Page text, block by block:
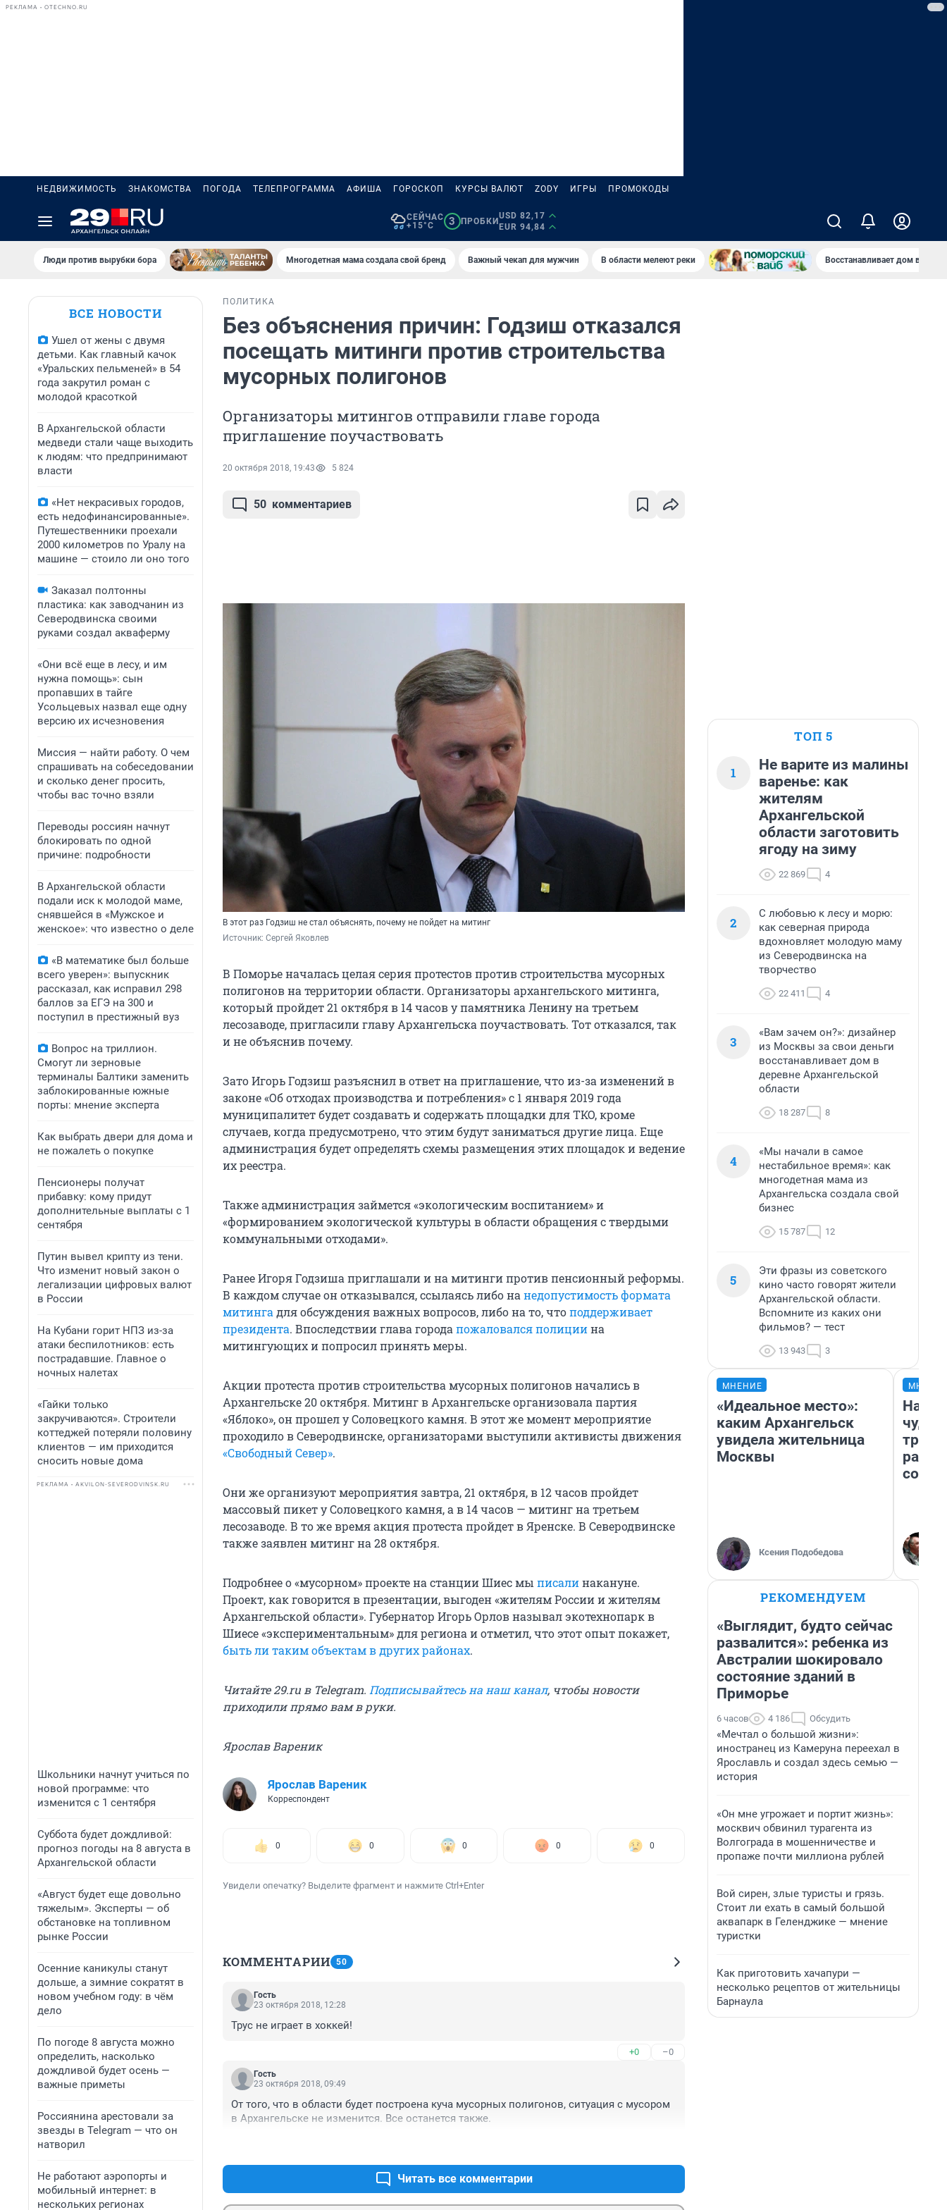
РЕКЛАМА • OTECHNO.RU
НЕДВИЖИМОСТЬ ЗНАКОМСТВА ПОГОДА ТЕЛЕПРОГРАММА АФИША ГОРОСКОП КУРСЫ ВАЛЮТ ZODY ИГРЫ ПРОМОКОДЫ
СЕЙЧАС
+15°C
3 ПРОБКИ
USD 82,17
EUR 94,84
Люди против вырубки бора Многодетная мама создала свой бренд Важный чекап для мужчин В области мелеют реки Восстанавливает дом в
ВСЕ НОВОСТИ
Ушел от жены с двумя
детьми. Как главный качок
«Уральских пельменей» в 54
года закрутил роман с
молодой красоткой
В Архангельской области
медведи стали чаще выходить
к людям: что предпринимают
власти
«Нет некрасивых городов,
есть недофинансированные».
Путешественники проехали
2000 километров по Уралу на
машине — стоило ли оно того
Заказал полтонны
пластика: как заводчанин из
Северодвинска своими
руками создал акваферму
«Они всё еще в лесу, и им
нужна помощь»: сын
пропавших в тайге
Усольцевых назвал еще одну
версию их исчезновения
Миссия — найти работу. О чем
спрашивать на собеседовании
и сколько денег просить,
чтобы вас точно взяли
Переводы россиян начнут
блокировать по одной
причине: подробности
В Архангельской области
подали иск к молодой маме,
снявшейся в «Мужское и
женское»: что известно о деле
«В математике был больше
всего уверен»: выпускник
рассказал, как исправил 298
баллов за ЕГЭ на 300 и
поступил в престижный вуз
Вопрос на триллион.
Смогут ли зерновые
терминалы Балтики заменить
заблокированные южные
порты: мнение эксперта
Как выбрать двери для дома и
не пожалеть о покупке
Пенсионеры получат
прибавку: кому придут
дополнительные выплаты с 1
сентября
Путин вывел крипту из тени.
Что изменит новый закон о
легализации цифровых валют
в России
На Кубани горит НПЗ из-за
атаки беспилотников: есть
пострадавшие. Главное о
ночных налетах
«Гайки только
закручиваются». Строители
коттеджей потеряли половину
клиентов — им приходится
сносить новые дома
РЕКЛАМА • AKVILON-SEVERODVINSK.RU
Школьники начнут учиться по
новой программе: что
изменится с 1 сентября
Суббота будет дождливой:
прогноз погоды на 8 августа в
Архангельской области
«Август будет еще довольно
тяжелым». Эксперты — об
обстановке на топливном
рынке России
Осенние каникулы станут
дольше, а зимние сократят в
новом учебном году: в чём
дело
По погоде 8 августа можно
определить, насколько
дождливой будет осень —
важные приметы
Россиянина арестовали за
звезды в Telegram — что он
натворил
Не работают аэропорты и
мобильный интернет: в
нескольких регионах
ПОЛИТИКА
Без объяснения причин: Годзиш отказался
посещать митинги против строительства
мусорных полигонов
Организаторы митингов отправили главе города
приглашение поучаствовать
20 октября 2018, 19:43 5 824
50 комментариев
В этот раз Годзиш не стал объяснять, почему не пойдет на митинг
Источник: Сергей Яковлев
В Поморье началась целая серия протестов против строительства мусорных
полигонов на территории области. Организаторы архангельского митинга,
который пройдет 21 октября в 14 часов у памятника Ленину на третьем
лесозаводе, пригласили главу Архангельска поучаствовать. Тот отказался, так
и не объяснив почему.
Зато Игорь Годзиш разъяснил в ответ на приглашение, что из-за изменений в
законе «Об отходах производства и потребления» с 1 января 2019 года
муниципалитет будет создавать и содержать площадки для ТКО, кроме
случаев, когда предусмотрено, что этим будут заниматься другие лица. Еще
администрация будет определять схемы размещения этих площадок и ведение
их реестра.
Также администрация займется «экологическим воспитанием» и
«формированием экологической культуры в области обращения с твердыми
коммунальными отходами».
Ранее Игоря Годзиша приглашали и на митинги против пенсионный реформы.
В каждом случае он отказывался, ссылаясь либо на недопустимость формата
митинга для обсуждения важных вопросов, либо на то, чтоподдерживает
президента. Впоследствии глава города пожаловался полициина
митингующих и попросил принять меры.
Акции протеста против строительства мусорных полигонов начались в
Архангельске 20 октября. Митинг в Архангельске организовала партия
«Яблоко», он прошел у Соловецкого камня. В этот же момент мероприятие
проходило в Северодвинске, организаторами выступили активисты движения
«Свободный Север».
Они же организуют мероприятия завтра, 21 октября, в 12 часов пройдет
массовый пикет у Соловецкого камня, а в 14 часов — митинг на третьем
лесозаводе. В то же время акция протеста пройдет в Яренске. В Северодвинске
также заявлен митинг на 28 октября.
Подробнее о «мусорном» проекте на станции Шиес мы писалинакануне.
Проект, как говорится в презентации, выгоден «жителям России и жителям
Архангельской области». Губернатор Игорь Орлов называл экотехнопарк в
Шиесе «экспериментальным» для региона и отметил, что этот опыт покажет,
быть ли таким объектам в других районах.
Читайте 29.ru в Telegram. Подписывайтесь на наш канал, чтобы новости
приходили прямо вам в руки.
Ярослав Вареник
Ярослав Вареник
Корреспондент
0 0 0 0 0
Увидели опечатку? Выделите фрагмент и нажмите Ctrl+Enter
КОММЕНТАРИИ 50
Гость
23 октября 2018, 12:28
Трус не играет в хоккей!
+0 –0
Гость
23 октября 2018, 09:49
От того, что в области будет построена куча мусорных полигонов, ситуация с мусором
в Архангельске не изменится. Все останется также.
Читать все комментарии
ТОП 5
1
Не варите из малины
варенье: как
жителям
Архангельской
области заготовить
ягоду на зиму
22 869 4
2
С любовью к лесу и морю:
как северная природа
вдохновляет молодую маму
из Северодвинска на
творчество
22 411 4
3
«Вам зачем он?»: дизайнер
из Москвы за свои деньги
восстанавливает дом в
деревне Архангельской
области
18 287 8
4
«Мы начали в самое
нестабильное время»: как
многодетная мама из
Архангельска создала свой
бизнес
15 787 12
5
Эти фразы из советского
кино часто говорят жители
Архангельской области.
Вспомните из каких они
фильмов? — тест
13 943 3
МНЕНИЕ
«Идеальное место»:
каким Архангельск
увидела жительница
Москвы
Ксения Подобедова
РЕКОМЕНДУЕМ
«Выглядит, будто сейчас
развалится»: ребенка из
Австралии шокировало
состояние зданий в
Приморье
6 часов 4 186 Обсудить
«Мечтал о большой жизни»:
иностранец из Камеруна переехал в
Ярославль и создал здесь семью —
история
«Он мне угрожает и портит жизнь»:
москвич обвинил турагента из
Волгограда в мошенничестве и
пропаже почти миллиона рублей
Вой сирен, злые туристы и грязь.
Стоит ли ехать в самый большой
аквапарк в Геленджике — мнение
туристки
Как приготовить хачапури —
несколько рецептов от жительницы
Барнаула